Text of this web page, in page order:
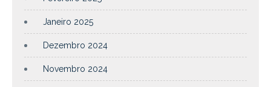
Janeiro 2025
Dezembro 2024
Novembro 2024